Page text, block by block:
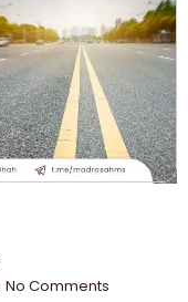
No Comments